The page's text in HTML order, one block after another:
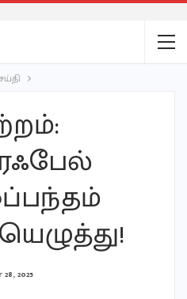
ரஃபேல்
2025